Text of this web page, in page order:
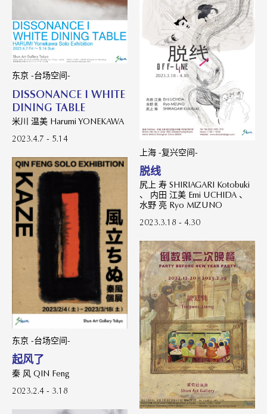
东京 -台场空间-
DISSONANCE I WHITE
DINING TABLE
米川 温美 Harumi YONEKAWA
2023.4.7 - 5.14
上海 -复兴空间-
脱线
尻上 寿 SHIRIAGARI Kotobuki
、 内田 江美 Emi UCHIDA 、
水野 亮 Ryo MIZUNO
2023.3.18 - 4.30
东京 -台场空间-
起风了
秦 风 QIN Feng
2023.2.4 - 3.18